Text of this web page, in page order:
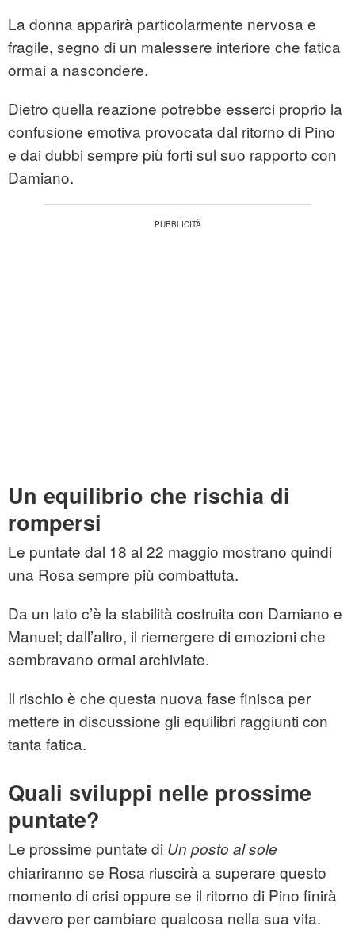
La donna apparirà particolarmente nervosa e
fragile, segno di un malessere interiore che fatica
ormai a nascondere.
Dietro quella reazione potrebbe esserci proprio la
confusione emotiva provocata dal ritorno di Pino
e dai dubbi sempre più forti sul suo rapporto con
Damiano.
Un equilibrio che rischia di
rompersi
Le puntate dal 18 al 22 maggio mostrano quindi
una Rosa sempre più combattuta.
Da un lato c’è la stabilità costruita con Damiano e
Manuel; dall’altro, il riemergere di emozioni che
sembravano ormai archiviate.
Il rischio è che questa nuova fase finisca per
mettere in discussione gli equilibri raggiunti con
tanta fatica.
Quali sviluppi nelle prossime
puntate?
Le prossime puntate di Un posto al sole
chiariranno se Rosa riuscirà a superare questo
momento di crisi oppure se il ritorno di Pino finirà
davvero per cambiare qualcosa nella sua vita.